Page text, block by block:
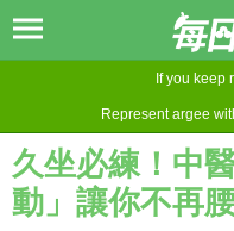
If you keep
Represent argee
久坐必練！中
動」讓你不再